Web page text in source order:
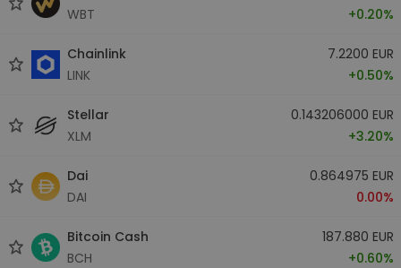
WBT
+0.20%
Chainlink
LINK
7.2200 EUR
+0.50%
Stellar
XLM
0.143206000 EUR
+3.20%
Dai
DAI
0.864975 EUR
0.00%
Bitcoin Cash
BCH
187.880 EUR
+0.60%